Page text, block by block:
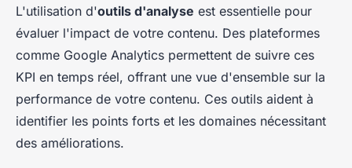
L'utilisation d'outils d'analyse est essentielle pour
évaluer l'impact de votre contenu. Des plateformes
comme Google Analytics permettent de suivre ces
KPI en temps réel, offrant une vue d'ensemble sur la
performance de votre contenu. Ces outils aident à
identifier les points forts et les domaines nécessitant
des améliorations.